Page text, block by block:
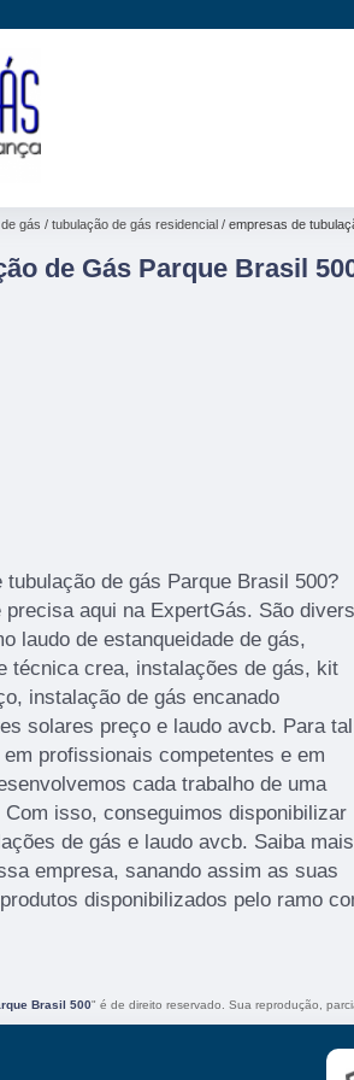
gás tubulação de gás residencial empresas de
de Gás Parque Brasil
de gás Parque Brasil 500?
aqui na ExpertGás. São
laudo de estanqueidade de gás,
técnica crea, instalações de gás, kit
instalação de gás encanado
solares preço e laudo avcb. Para tal
profissionais competentes e em
cada trabalho de uma
isso, conseguimos disponibilizar
de gás e laudo avcb. Saiba mais
empresa, sanando assim as suas
disponibilizados pelo ramo
Brasil 500" é de direito reservado. Sua reprodução,